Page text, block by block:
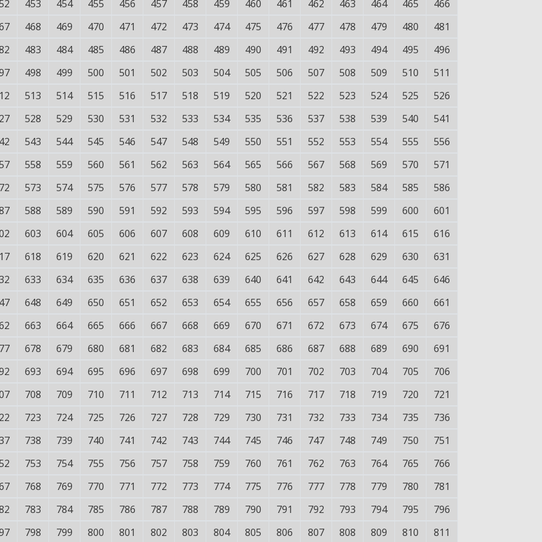
453 454 455 456 457 458 459 460 461 462 463 464 465
466
468 469 470 471 472 473 474 475 476 477 478 479 480
481
483 484 485 486 487 488 489 490 491 492 493 494 495
496
498 499 500 501 502 503 504 505 506 507 508 509 510
511
513 514 515 516 517 518 519 520 521 522 523 524 525
526
528 529 530 531 532 533 534 535 536 537 538 539 540
541
543 544 545 546 547 548 549 550 551 552 553 554 555
556
558 559 560 561 562 563 564 565 566 567 568 569 570
571
573 574 575 576 577 578 579 580 581 582 583 584 585
586
588 589 590 591 592 593 594 595 596 597 598 599 600
601
603 604 605 606 607 608 609 610 611 612 613 614 615
616
618 619 620 621 622 623 624 625 626 627 628 629 630
631
633 634 635 636 637 638 639 640 641 642 643 644 645
646
648 649 650 651 652 653 654 655 656 657 658 659 660
661
663 664 665 666 667 668 669 670 671 672 673 674 675
676
678 679 680 681 682 683 684 685 686 687 688 689 690
691
693 694 695 696 697 698 699 700 701 702 703 704 705
706
708 709 710 711 712 713 714 715 716 717 718 719 720
721
723 724 725 726 727 728 729 730 731 732 733 734 735
736
738 739 740 741 742 743 744 745 746 747 748 749 750
751
753 754 755 756 757 758 759 760 761 762 763 764 765
766
768 769 770 771 772 773 774 775 776 777 778 779 780
781
783 784 785 786 787 788 789 790 791 792 793 794 795
796
798 799 800 801 802 803 804 805 806 807 808 809 810 811